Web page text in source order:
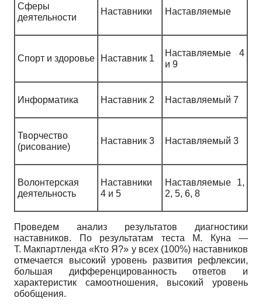
Сферы
деятельности
Наставники Наставляемые
Спорт и здоровье Наставник 1
Наставляемые 4
и 9
Информатика Наставник 2 Наставляемый 7
Творчество
(рисование)
Наставник 3 Наставляемый 3
Волонтерская
деятельность
Наставники
4 и 5
Наставляемые 1,
2, 5, 6, 8
Проведем анализ результатов диагностики
наставников. По результатам теста М. Куна —
Т. Макпартленда «Кто Я?» у всех (100%) наставников
отмечается высокий уровень развития рефлексии,
большая дифференцированность ответов и
характеристик самоотношения, высокий уровень
обобщения.